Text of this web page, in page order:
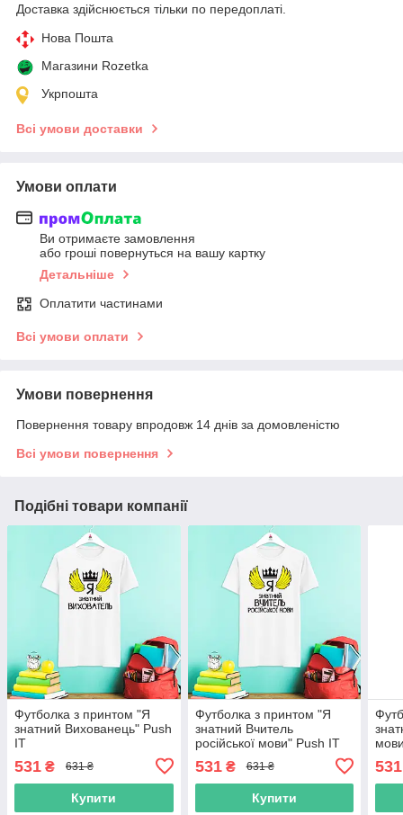
Доставка здійснюється тільки по передоплаті.
Нова Пошта
Магазини Rozetka
Укрпошта
Всі умови доставки
Умови оплати
Ви отримаєте замовлення
або гроші повернуться на вашу картку
Детальніше
Оплатити частинами
Всі умови оплати
Умови повернення
Повернення товару впродовж 14 днів за домовленістю
Всі умови повернення
Подібні товари компанії
Футболка з принтом "Я
знатний Вихованець" Push
IT
531 ₴ 631 ₴
Купити
Футболка з принтом "Я
знатний Вчитель
російської мови" Push IT
531₴ 631 ₴
Купити
531